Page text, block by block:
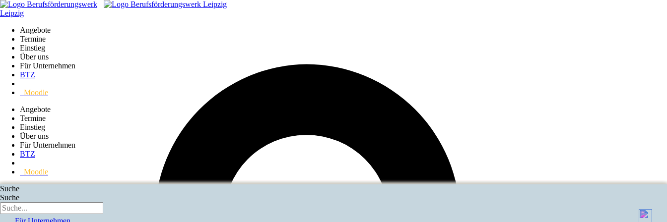
Angebote
Termine
Einstieg
Über uns
Für Unternehmen
BTZ
Moodle
Angebote
Termine
Einstieg
Über uns
Für Unternehmen
BTZ
Moodle
Suche
Suche